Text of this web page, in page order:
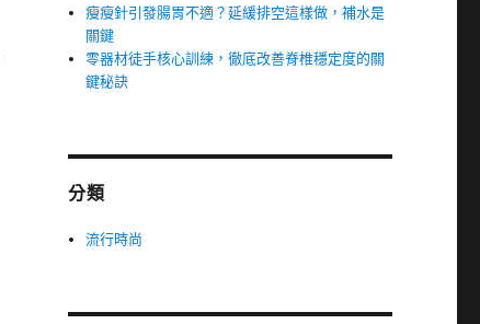
瘦瘦針引發腸胃不適？延緩排空這樣做，補水是
關鍵
零器材徒手核心訓練，徹底改善脊椎穩定度的關
鍵秘訣
分類
流行時尚